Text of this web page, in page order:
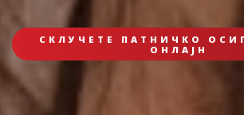
СКЛУЧЕТЕ ПАТНИЧКО
ОНЛАЈН